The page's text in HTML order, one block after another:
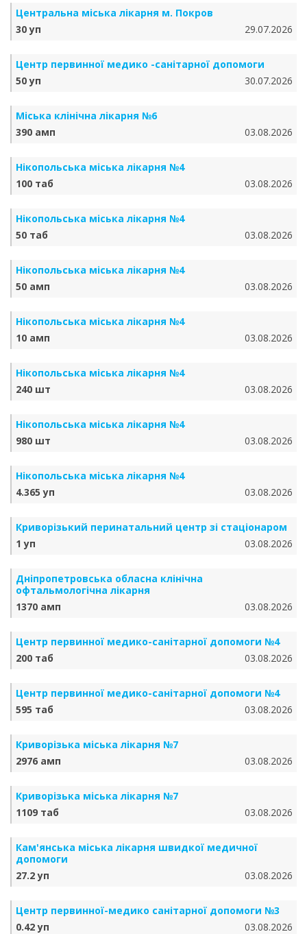
Центральна міська лікарня м. Покров
30 уп
29.07.2026
Центр первинної медико -санітарної допомоги
50 уп
30.07.2026
Міська клінічна лікарня №6
390 амп
03.08.2026
Нікопольська міська лікарня №4
100 таб
03.08.2026
Нікопольська міська лікарня №4
50 таб
03.08.2026
Нікопольська міська лікарня №4
50 амп
03.08.2026
Нікопольська міська лікарня №4
10 амп
03.08.2026
Нікопольська міська лікарня №4
240 шт
03.08.2026
Нікопольська міська лікарня №4
980 шт
03.08.2026
Нікопольська міська лікарня №4
4.365 уп
03.08.2026
Криворізький перинатальний центр зі стаціонаром
1 уп
03.08.2026
Дніпропетровська обласна клінічна
офтальмологічна лікарня
1370 амп
03.08.2026
Центр первинної медико-санітарної допомоги №4
200 таб
03.08.2026
Центр первинної медико-санітарної допомоги №4
595 таб
03.08.2026
Криворізька міська лікарня №7
2976 амп
03.08.2026
Криворізька міська лікарня №7
1109 таб
03.08.2026
Кам'янська міська лікарня швидкої медичної
допомоги
27.2 уп
03.08.2026
Центр первинної-медико санітарної допомоги №3
0.42 уп
03.08.2026